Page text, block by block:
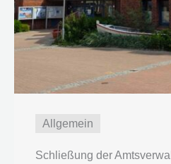
Allgemein
Schließung der